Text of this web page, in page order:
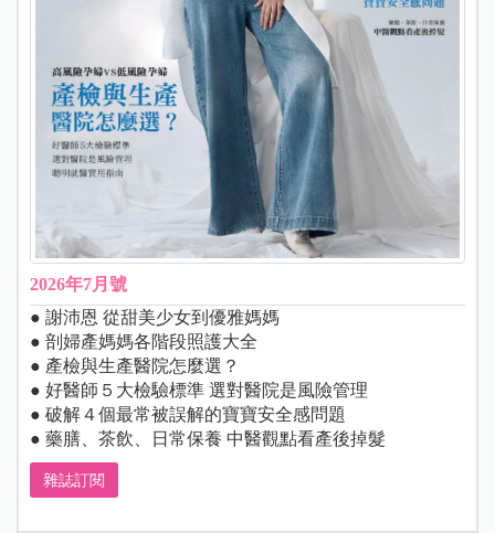
2026年7月號
● 謝沛恩 從甜美少女到優雅媽媽
● 剖婦產媽媽各階段照護大全
● 產檢與生產醫院怎麼選？
● 好醫師５大檢驗標準 選對醫院是風險管理
● 破解４個最常被誤解的寶寶安全感問題
● 藥膳、茶飲、日常保養 中醫觀點看產後掉髮
雜誌訂閱